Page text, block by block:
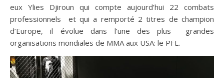
eux Ylies Djiroun qui compte aujourd’hui 22 combats
professionnels et qui a remporté 2 titres de champion
d’Europe, il évolue dans l’une des plus grandes
organisations mondiales de MMA aux USA: le PFL.